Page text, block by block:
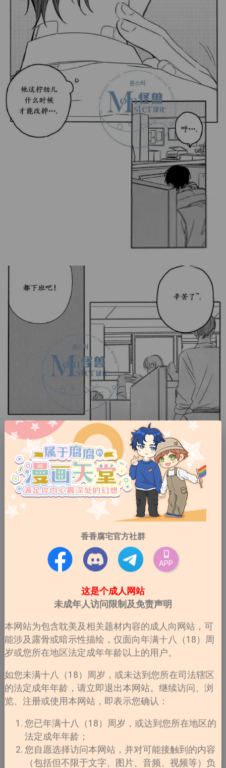
香香腐宅官方社群
APP
这是个成人网站
未成年人访问限制及免责声明
本网站为包含耽美及相关题材内容的成人向网站，可
能涉及露骨或暗示性描绘，仅面向年满十八（18）周
岁或您所在地区法定成年年龄以上的用户。
如您未满十八（18）周岁，或未达到您所在司法辖区
的法定成年年龄，请立即退出本网站。继续访问、浏
览、注册或使用本网站，即表示您确认：
您已年满十八（18）周岁，或达到您所在地区的
法定成年年龄；
您自愿选择访问本网站，并对可能接触到的内容
（包括但不限于文字、图片、音频、视频等）负